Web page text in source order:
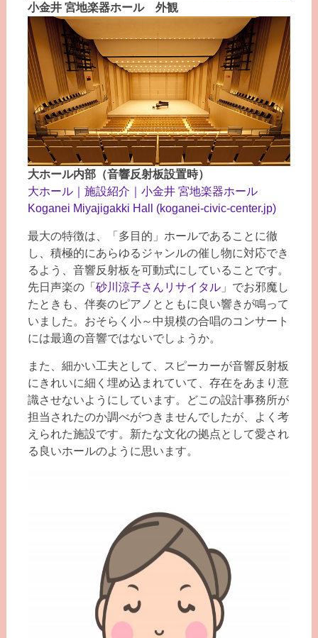
小金井 宮地楽器ホール 外観
大ホール内部（音響反射板設置時）
大ホール｜施設紹介｜小金井 宮地楽器ホール
Koganei Miyajigakki Hall (koganei-civic-center.jp)
最大の特徴は、「多目的」ホールであることに徹
し、積極的にあらゆるジャンルの催し物に対応でき
るよう、音響反射板を可動式にしていることです。
先日声楽の「 砂川涼子さんリサイタル」でお邪魔し
たときも、伴奏のピアノとともに良い響きが鳴って
いました。おそらく小～中規模の合唱のコンサート
には最適の音響ではないでしょうか。
また、細かい工夫として、スピーカーが音響反射板
にきれいに細く埋め込まれていて、存在をあまり意
識させないようにしています。どこの設計事務所が
担当されたのか調べがつきませんでしたが、よく考
えられた施設です。新たな文化の拠点として愛され
る良いホールのように思います。